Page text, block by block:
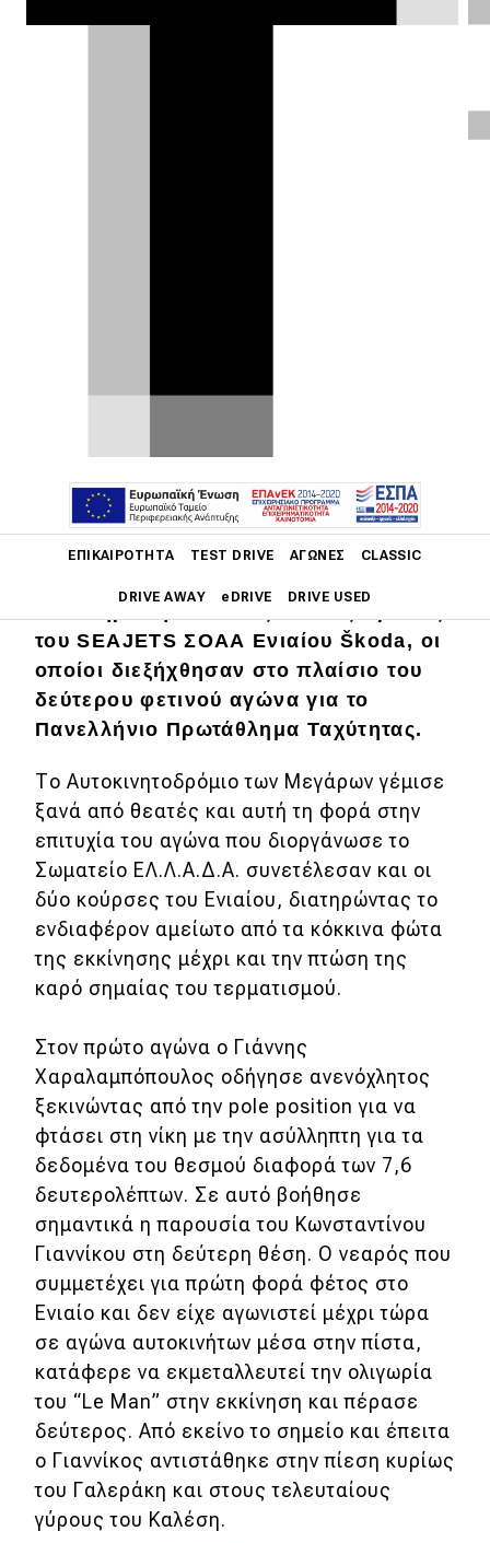
ΕΠΙΚΑΙΡΌΤΗΤΑ TEST DRIVE ΑΓΏΝΕΣ CLASSIC
DRIVE AWAY eDRIVE DRIVE USED
Main navigation
Επικαιρότητα
Νέα μοντέλα
Πρωτότυπα
Ελλάδα
Κόσμος
Τεχνολογία
Ασφάλεια
Αγορά
Test Drive
Δοκιμή
Αποστολή
Συγκρίνουμε
Αγώνες
Formula 1
WRC
Motorsport
Eco
4ου αγώνα του Ενιαίου, το
του SEAJETS ΣΟΑΑ Ενιαίου Škoda, οι
οποίοι διεξήχθησαν στο πλαίσιο του
δεύτερου φετινού αγώνα για το
Πανελλήνιο Πρωτάθλημα Ταχύτητας.
Το Αυτοκινητοδρόμιο των Μεγάρων γέμισε
ξανά από θεατές και αυτή τη φορά στην
επιτυχία του αγώνα που διοργάνωσε το
Σωματείο ΕΛ.Λ.Α.Δ.Α. συνετέλεσαν και οι
δύο κούρσες του Ενιαίου, διατηρώντας το
ενδιαφέρον αμείωτο από τα κόκκινα φώτα
της εκκίνησης μέχρι και την πτώση της
καρό σημαίας του τερματισμού.
Στον πρώτο αγώνα ο Γιάννης
Χαραλαμπόπουλος οδήγησε ανενόχλητος
ξεκινώντας από την pole position για να
φτάσει στη νίκη με την ασύλληπτη για τα
δεδομένα του θεσμού διαφορά των 7,6
δευτερολέπτων. Σε αυτό βοήθησε
σημαντικά η παρουσία του Κωνσταντίνου
Γιαννίκου στη δεύτερη θέση. Ο νεαρός που
συμμετέχει για πρώτη φορά φέτος στο
Ενιαίο και δεν είχε αγωνιστεί μέχρι τώρα
σε αγώνα αυτοκινήτων μέσα στην πίστα,
κατάφερε να εκμεταλλευτεί την ολιγωρία
του “Le Man” στην εκκίνηση και πέρασε
δεύτερος. Από εκείνο το σημείο και έπειτα
ο Γιαννίκος αντιστάθηκε στην πίεση κυρίως
του Γαλεράκη και στους τελευταίους
γύρους του Καλέση.